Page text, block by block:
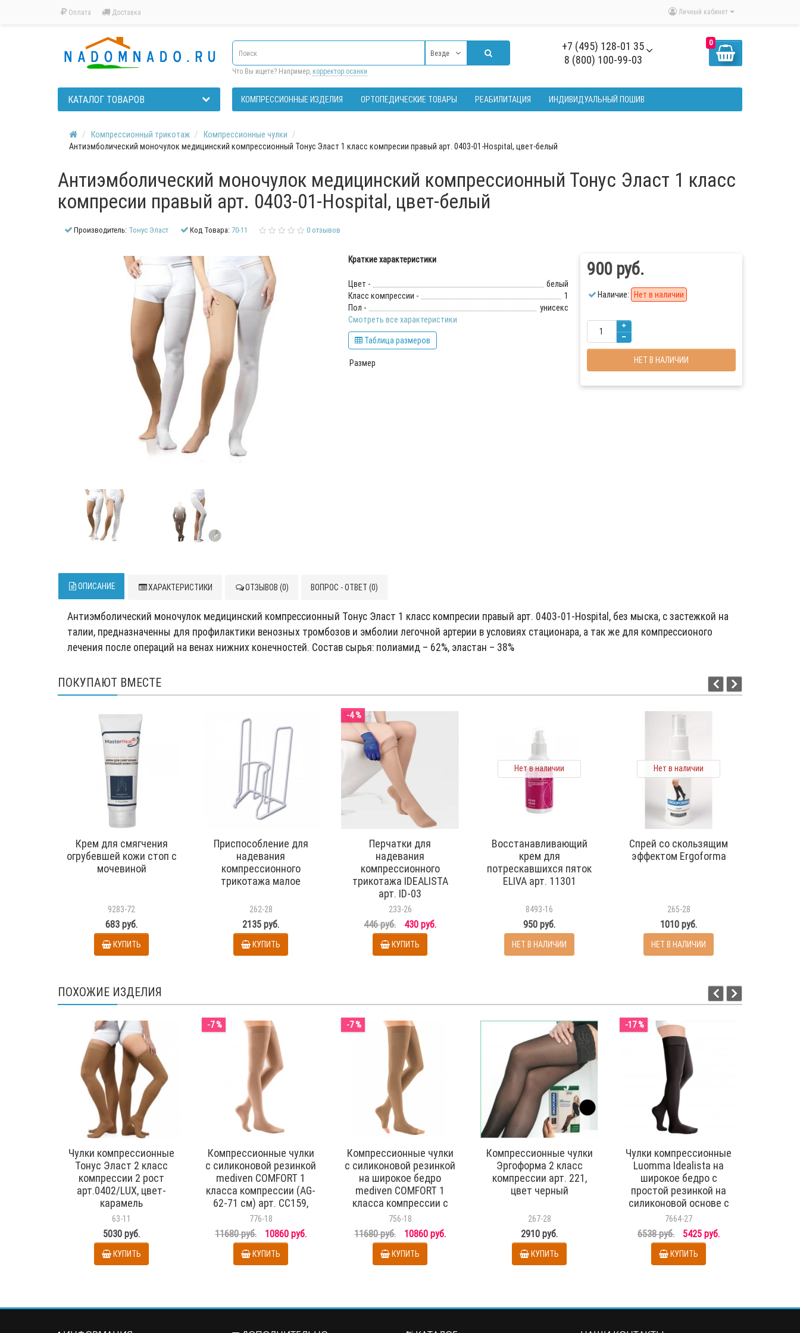
Оплата Доставка Личный кабинет
+7 (495) 128-01 35
8 (800) 100-99-03
0
Везде
Что Вы ищете? Например, корректор осанки
КАТАЛОГ ТОВАРОВ КОМПРЕССИОННЫЕ ИЗДЕЛИЯ ОРТОПЕДИЧЕСКИЕ ТОВАРЫ РЕАБИЛИТАЦИЯ ИНДИВИДУАЛЬНЫЙ ПОШИВ
Компрессионный трикотаж
Компрессионные чулки
Антиэмболический моночулок медицинский компрессионный Тонус Эласт 1 класс компресии правый арт. 0403-01-Hospital, цвет-белый
Антиэмболический моночулок медицинский компрессионный Тонус Эласт 1 класс
компресии правый арт. 0403-01-Hospital, цвет-белый
Производитель: Тонус Эласт Код Товара:70-11 0 отзывов
Краткие характеристики
Цвет -
белый
Класс компрессии -
1
Пол -
унисекс
Смотреть все характеристики
Таблица размеров
Размер
900 руб.
Наличие: Нет в наличии
НЕТ В НАЛИЧИИ
ОПИСАНИЕ ХАРАКТЕРИСТИКИ ОТЗЫВОВ (0) ВОПРОС - ОТВЕТ (0)
Антиэмболический моночулок медицинский компрессионный Тонус Эласт 1 класс компресии правый арт. 0403-01-Hospital, без мыска, с застежкой на
талии, предназначенны для профилактики венозных тромбозов и эмболии легочной артерии в условиях стационара, а так же для компрессионого
лечения после операций на венах нижних конечностей. Состав сырья: полиамид – 62%, эластан – 38%
ПОКУПАЮТ ВМЕСТЕ
Крем для смягчения
огрубевшей кожи стоп с
мочевиной
9283-72
683 руб.
КУПИТЬ
Приспособление для
надевания
компрессионного
трикотажа малое
262-28
2135 руб.
КУПИТЬ
-4 %
Перчатки для
надевания
компрессионного
трикотажа IDEALISTA
арт. ID-03
233-26
446 руб. 430 руб.
КУПИТЬ
Нет в наличии
Восстанавливающий
крем для
потрескавшихся пяток
ELIVA арт. 11301
8493-16
950 руб.
НЕТ В НАЛИЧИИ
Нет в наличии
Спрей со скользящим
эффектом Ergoforma
265-28
1010 руб.
НЕТ В НАЛИЧИИ
ПОХОЖИЕ ИЗДЕЛИЯ
Чулки компрессионные
Тонус Эласт 2 класс
компрессии 2 рост
арт.0402/LUX, цвет-
карамель
63-11
5030 руб.
КУПИТЬ
-7 %
Компрессионные чулки
с силиконовой резинкой
mediven COMFORT 1
класса компрессии (AG-
62-71 см) арт. CC159,
цвет черный
776-18
11680 руб. 10860 руб.
КУПИТЬ
-7 %
Компрессионные чулки
с силиконовой резинкой
на широкое бедро
mediven COMFORT 1
класса компрессии с
открытым носком (AG-
62-71 см) арт. CO159W,
цвет черный
756-18
11680 руб. 10860 руб.
КУПИТЬ
Компрессионные чулки
Эргоформа 2 класс
компрессии арт. 221,
цвет черный
267-28
2910 руб.
КУПИТЬ
-17 %
Чулки компрессионные
Luomma Idealista на
широкое бедро с
простой резинкой на
силиконовой основе с
закрытым носком 2
класс компрессии рост
normal (62-71 см) арт.
ID-300W, цвет - черный
7664-27
6538 руб. 5425 руб.
КУПИТЬ